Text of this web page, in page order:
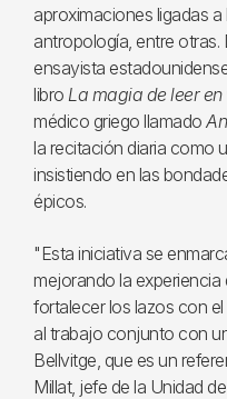
aproximaciones ligadas
antropología, entre
ensayista
libro La magia de leer
médico griego llamado
la recitación diaria como
insistiendo en las
épicos.
"Esta iniciativa se
mejorando la
fortalecer los lazos con
al trabajo conjunto con
Bellvitge, que es un
Millat, jefe de la Unidad